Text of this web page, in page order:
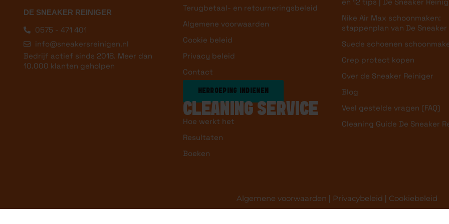
DE SNEAKER REINIGER
0575 - 471 401
info@sneakersreinigen.nl
Bedrijf actief sinds 2018. Meer dan
10.000 klanten geholpen
Terugbetaal- en retourneringsbeleid
Algemene voorwaarden
Cookie beleid
Privacy beleid
Contact
HERROEPING INDIENEN
CLEANING SERVICE
Hoe werkt het
Resultaten
Boeken
Nike Air Max schoonmaken:
stappenplan van De Sneaker
Suede schoenen
Crep protect kopen
Over de Sneaker Reiniger
Blog
Veel gestelde vragen (FAQ)
Cleaning Guide De Sneaker
Algemene voorwaarden | Privacybeleid | Cookiebeleid
Copyright 2025 © De Sneaker Reiniger